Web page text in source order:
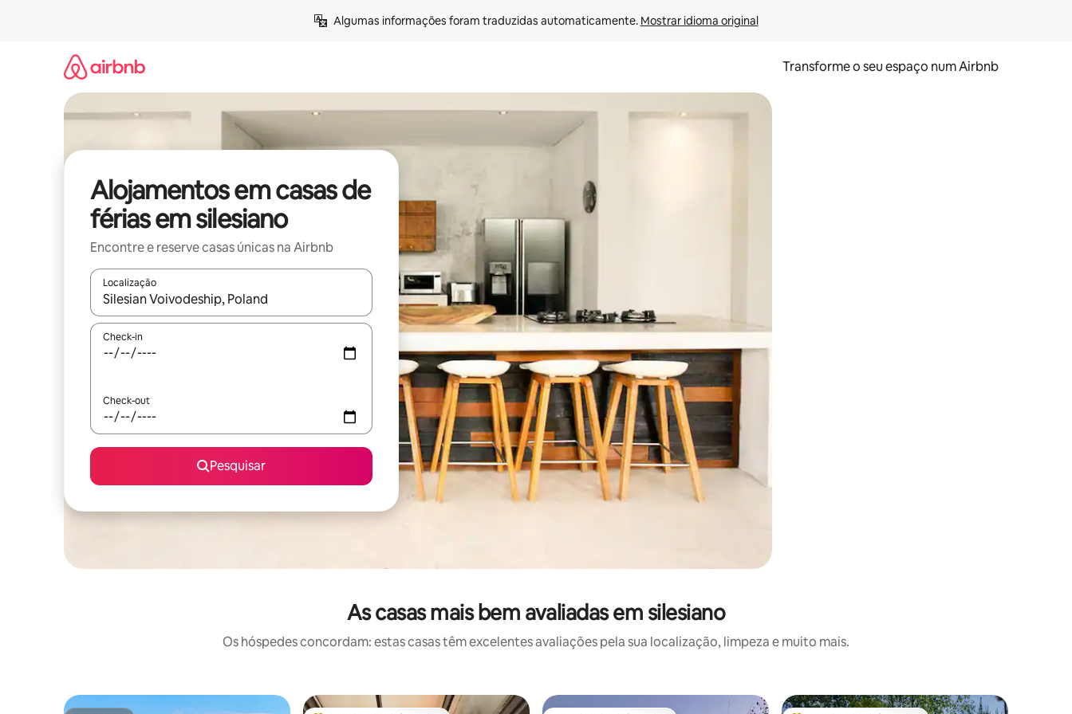
Algumas informações foram traduzidas automaticamente. Mostrar idioma original
Transforme o seu espaço num Airbnb
Alojamentos em casas de
férias em silesiano
Encontre e reserve casas únicas na Airbnb
Localização
Quando os resultados estiverem disponíveis, navegue com as teclas de seta para cima e para baixo ou explore com gestos de toque ou deslize.
Check-in
Check-out
Pesquisar
As casas mais bem avaliadas em silesiano
Os hóspedes concordam: estas casas têm excelentes avaliações pela sua localização, limpeza e muito mais.